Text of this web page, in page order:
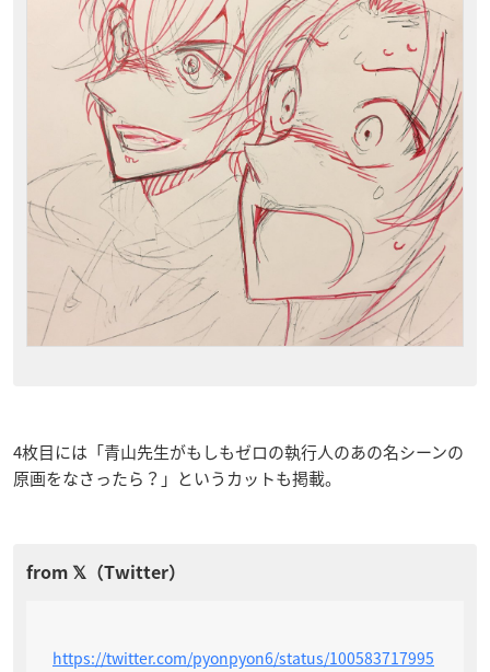
4枚目には「青山先生がもしもゼロの執行人のあの名シーンの
原画をなさったら？」というカットも掲載。
https://twitter.com/pyonpyon6/status/100583717995